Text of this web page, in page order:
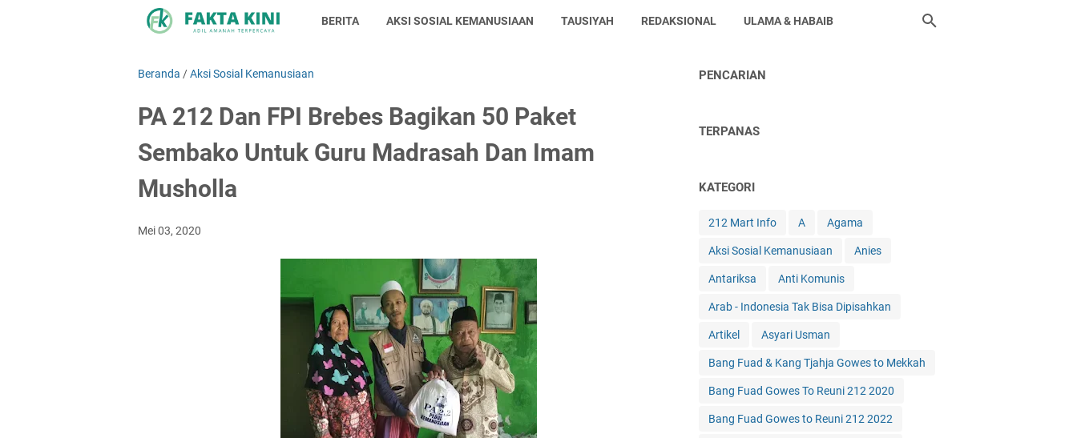
BERITA AKSI SOSIAL KEMANUSIAAN TAUSIYAH REDAKSIONAL ULAMA & HABAIB
Beranda /Aksi Sosial Kemanusiaan
PA 212 Dan FPI Brebes Bagikan 50 Paket
Sembako Untuk Guru Madrasah Dan Imam
Musholla
Mei 03, 2020
PENCARIAN
TERPANAS
KATEGORI
212 Mart Info A Agama
Aksi Sosial Kemanusiaan Anies
Antariksa Anti Komunis
Arab - Indonesia Tak Bisa Dipisahkan
Artikel Asyari Usman
Bang Fuad & Kang Tjahja Gowes to Mekkah
Bang Fuad Gowes To Reuni 212 2020
Bang Fuad Gowes to Reuni 212 2022